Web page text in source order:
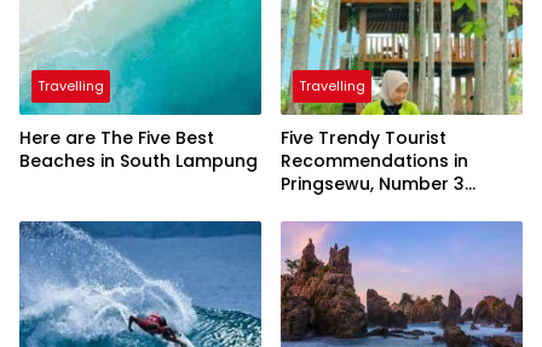
Travelling
Here are The Five Best
Beaches in South Lampung
Travelling
Five Trendy Tourist
Recommendations in
Pringsewu, Number 3
President